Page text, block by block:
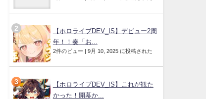
【ホロライブDEV_IS】デビュー2周
年！！奏「お...
2件のビュー | 9月 10, 2025 に投稿された
【ホロライブDEV_IS】これが観た
かった！開幕か...